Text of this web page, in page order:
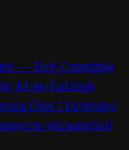
— Tech Consulting
AI της Γαλλικής
Osez l’IA(ανοίγει
σε νέα καρτέλα)